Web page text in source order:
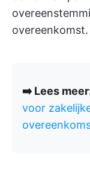
overeenkomst.
➡️ Lees
voor